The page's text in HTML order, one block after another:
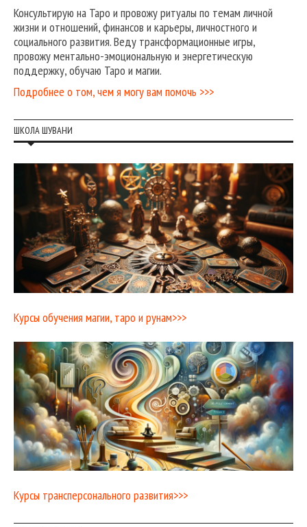
Консультирую на Таро и провожу ритуалы по темам личной
жизни и отношений, финансов и карьеры, личностного и
социального развития. Веду трансформационные игры,
провожу ментально-эмоциональную и энергетическую
поддержку, обучаю Таро и магии.
Подробнее о том, чем я могу вам помочь >>>
ШКОЛА ШУВАНИ
Курсы обучения магии, таро и рунам>>>
Курсы трансперсонального развития>>>